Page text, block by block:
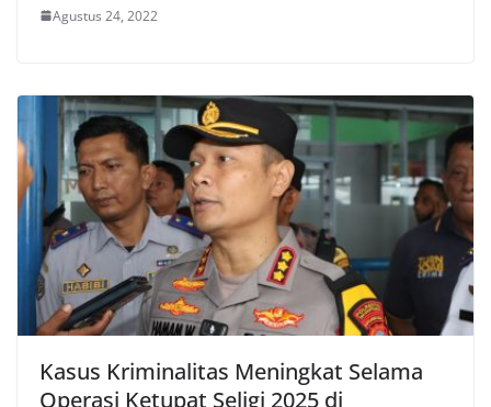
Agustus 24, 2022
Kasus Kriminalitas Meningkat Selama
Operasi Ketupat Seligi 2025 di